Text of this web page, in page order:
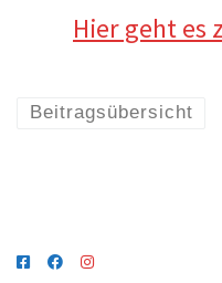
Hier geht es
Beitragsübersicht